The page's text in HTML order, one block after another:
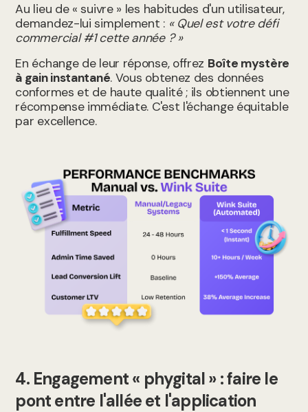
Au lieu de « suivre » les habitudes d'un utilisateur,
demandez-lui simplement : « Quel est votre défi
commercial #1 cette année ? »
En échange de leur réponse, offrez Boîte mystère
à gain instantané. Vous obtenez des données
conformes et de haute qualité ; ils obtiennent une
récompense immédiate. C'est l'échange équitable
par excellence.
4. Engagement « phygital » : faire le
pont entre l'allée et l'application